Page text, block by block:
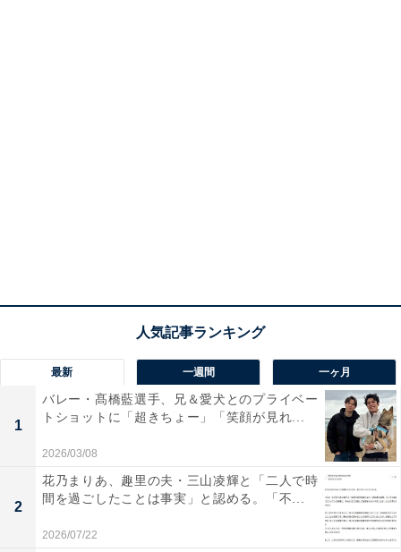
最新 一週間 一ヶ月
1
バレー・髙橋藍選手、兄＆愛犬とのプライベー
トショットに「超きちょー」「笑顔が見れ...
2026/03/08
2
花乃まりあ、趣里の夫・三山凌輝と「二人で時
間を過ごしたことは事実」と認める。「不...
2026/07/22